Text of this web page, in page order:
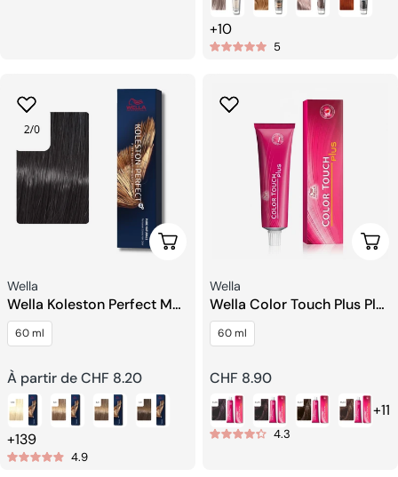
habituel
+10
5
Choisissez Les Options
Fournisseur:
Wella
Wella Koleston Perfect Me+
Crème de Couleur
Permanente pour Cheveux
60 ml
Prix
habituel
À partir de CHF 8.20
+139
4.9
Fournisseur:
Wella
Wella Color Touch Plus Plus
Coloration Semi-
permanente
60 ml
Prix
habituel
CHF 8.90
+11
4.3